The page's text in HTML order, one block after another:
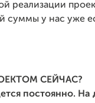
реализации
суммы у нас уже
СЕЙЧАС?
постоянно. На